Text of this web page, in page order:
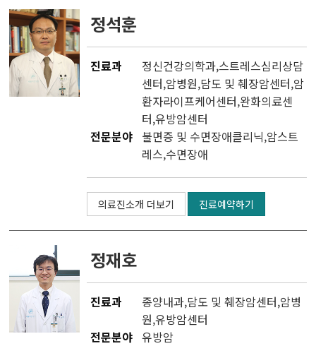
정석훈
진료과 정신건강의학과,스트레스심리상담
센터,암병원,담도 및 췌장암센터,암
환자라이프케어센터,완화의료센
터,유방암센터
전문분야 불면증 및 수면장애클리닉,암스트
레스,수면장애
의료진소개 더보기 진료예약하기
정재호
진료과 종양내과,담도 및 췌장암센터,암병
원,유방암센터
전문분야 유방암